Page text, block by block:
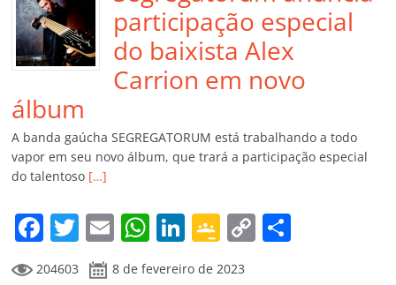
participação especial
do baixista Alex
Carrion em novo
álbum
A banda gaúcha SEGREGATORUM está trabalhando a todo
vapor em seu novo álbum, que trará a participação especial
do talentoso […]
F
a
T
w
E
m
W
h
Li
n
G
o
C
o
204603 8 de fevereiro de 2023